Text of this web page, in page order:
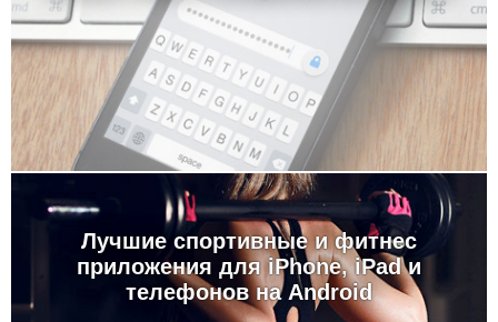
Лучшие спортивные и фитнес
приложения для iPhone, iPad и
телефонов на Android